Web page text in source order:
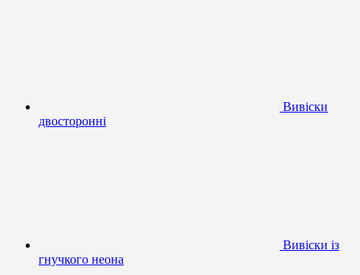
Вивіски
двосторонні
Вивіски із
гнучкого неона